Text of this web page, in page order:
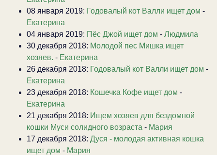
08 января 2019: Годовалый кот Валли ищет дом -
Екатерина
04 января 2019: Пёс Джой ищет дом - Людмила
30 декабря 2018: Молодой пес Мишка ищет
хозяев. - Екатерина
26 декабря 2018: Годовалый кот Валли ищет дом -
Екатерина
23 декабря 2018: Кошечка Кофе ищет дом -
Екатерина
21 декабря 2018: Ищем хозяев для бездомной
кошки Муси солидного возраста - Мария
17 декабря 2018: Дуся - молодая активная кошка
ищет дом - Мария